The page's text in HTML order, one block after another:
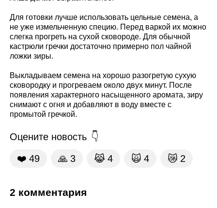
Для готовки лучше использовать цельные семена, а
не уже измельченную специю. Перед варкой их можно
слегка прогреть на сухой сковороде. Для обычной
кастрюли гречки достаточно примерно пол чайной
ложки зиры.
Выкладываем семена на хорошо разогретую сухую
сковородку и прогреваем около двух минут. После
появления характерного насыщенного аромата, зиру
снимают с огня и добавляют в воду вместе с
промытой гречкой.
Оцените новость
❤️ 49 🙏 3 😹 4 🙀 4 😿 2
2 комментария